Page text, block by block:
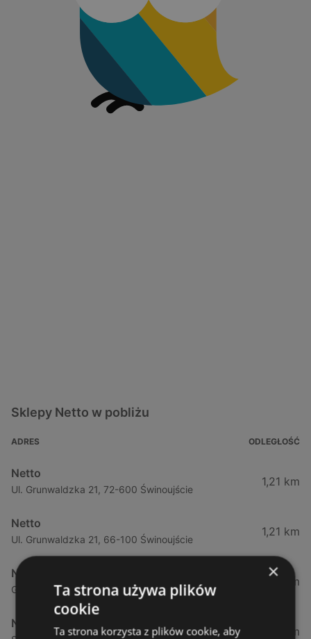
Sklepy Netto w pobliżu
ADRES ODLEGŁOŚĆ
Netto
Ul. Grunwaldzka 21, 72-600 Świnoujście
1,21 km
Netto
Ul. Grunwaldzka 21, 66-100 Świnoujście
1,21 km
Netto
Grunwaldzka 97b/3 97b / 3, 72-600 Świnoujście
1,21 km
Netto
2,08 km
×
Ta strona używa plików
cookie
Ta strona korzysta z plików cookie, aby